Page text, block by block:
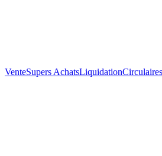
VenteSupers AchatsLiquidationCirculaires